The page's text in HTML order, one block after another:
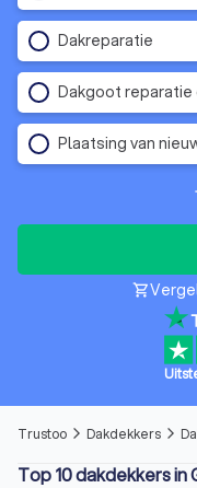
Dakreparatie
Dakgoot reparatie
Plaatsing van
shopping_cart
Trustoo arrow_forward_ios Dakdekkers arrow_forward_ios
Top 10 dakdekkers